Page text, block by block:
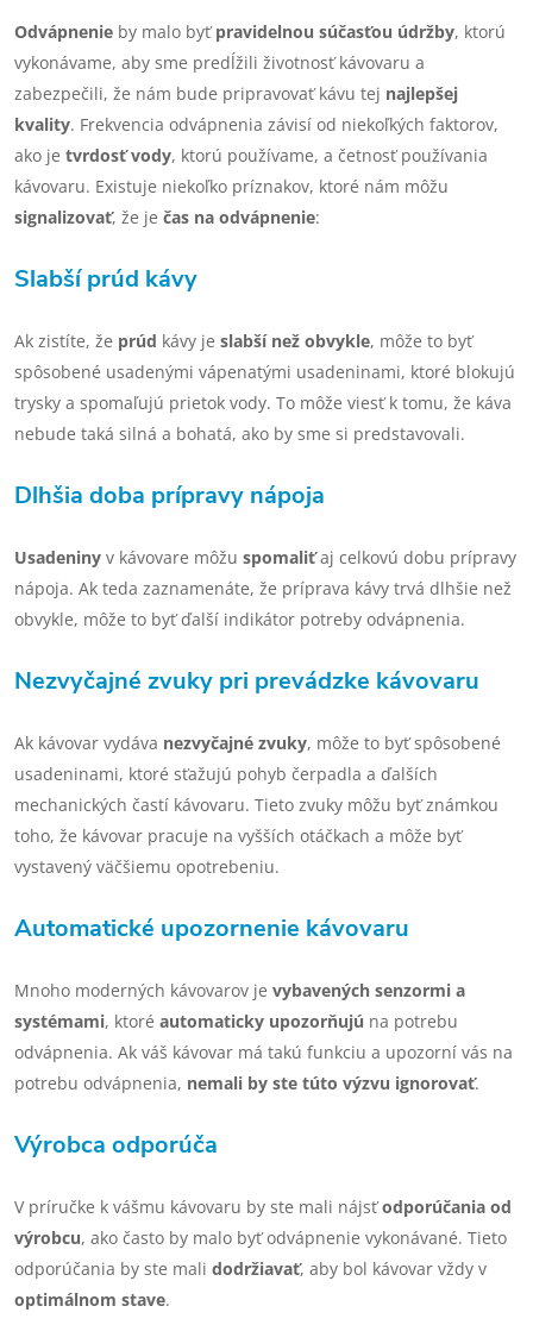
Odvápnenie by malo byťpravidelnou súčasťou údržby, ktorú
vykonávame, aby sme predĺžili životnosť kávovaru a
zabezpečili, že nám bude pripravovať kávu tej najlepšej
kvality. Frekvencia odvápnenia závisí od niekoľkých faktorov,
ako je tvrdosť vody, ktorú používame, a četnosť používania
kávovaru. Existuje niekoľko príznakov, ktoré nám môžu
signalizovať, že je čas na odvápnenie:
Slabší prúd kávy
Ak zistíte, že prúd kávy je slabší než obvykle, môže to byť
spôsobené usadenými vápenatými usadeninami, ktoré blokujú
trysky a spomaľujú prietok vody. To môže viesť k tomu, že káva
nebude taká silná a bohatá, ako by sme si predstavovali.
Dlhšia doba prípravy nápoja
Usadeniny v kávovare môžu spomaliťaj celkovú dobu prípravy
nápoja. Ak teda zaznamenáte, že príprava kávy trvá dlhšie než
obvykle, môže to byť ďalší indikátor potreby odvápnenia.
Nezvyčajné zvuky pri prevádzke kávovaru
Ak kávovar vydáva nezvyčajné zvuky, môže to byť spôsobené
usadeninami, ktoré sťažujú pohyb čerpadla a ďalších
mechanických častí kávovaru. Tieto zvuky môžu byť známkou
toho, že kávovar pracuje na vyšších otáčkach a môže byť
vystavený väčšiemu opotrebeniu.
Automatické upozornenie kávovaru
Mnoho moderných kávovarov je vybavených senzormi a
systémami, ktoré automaticky upozorňujú na potrebu
odvápnenia. Ak váš kávovar má takú funkciu a upozorní vás na
potrebu odvápnenia, nemali by ste túto výzvu ignorovať.
Výrobca odporúča
V príručke k vášmu kávovaru by ste mali nájsťodporúčania od
výrobcu, ako často by malo byť odvápnenie vykonávané. Tieto
odporúčania by ste mali dodržiavať, aby bol kávovar vždy v
optimálnom stave.